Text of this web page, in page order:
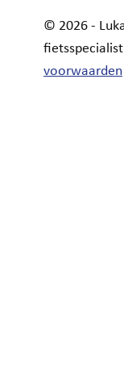
© 2026 -
voorwaarden